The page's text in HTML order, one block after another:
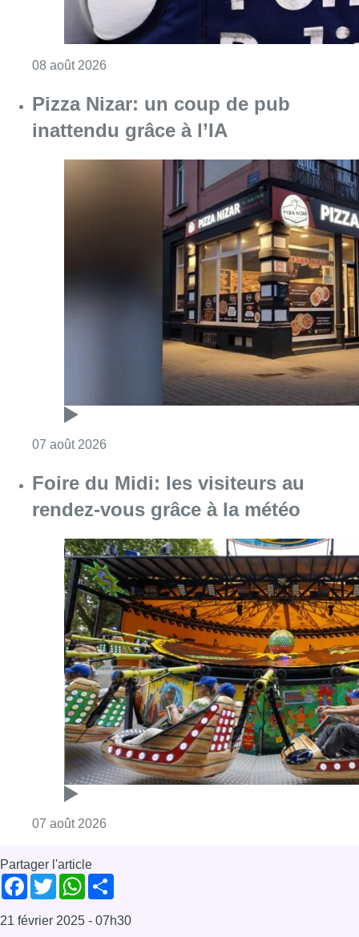
08 août 2026
Pizza Nizar: un coup de pub
inattendu grâce à l’IA
07 août 2026
Foire du Midi: les visiteurs au
rendez-vous grâce à la météo
07 août 2026
Partager l'article
Facebook
TwitterWhatsApp
21 février 2025 - 07h30